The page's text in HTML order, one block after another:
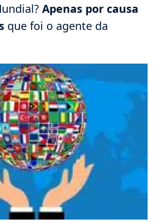
Apenas por causa
que foi o agente da